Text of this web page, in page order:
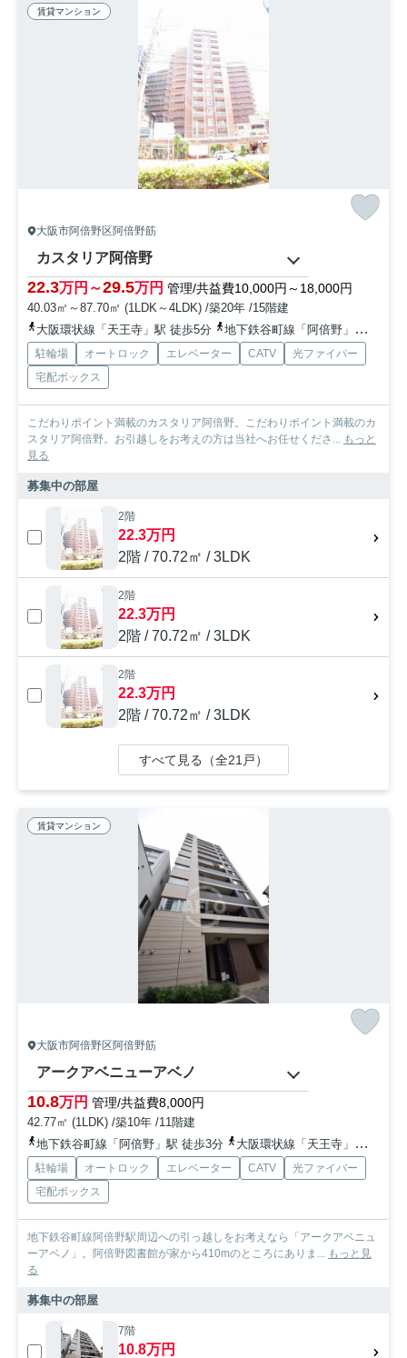
賃貸マンション
大阪市阿倍野区阿倍野筋
カスタリア阿倍野
22.3万円～29.5万円 管理/共益費10,000円～18,000円
40.03㎡～87.70㎡ (1LDK～4LDK) /築20年 /15階建
大阪環状線「天王寺」駅 徒歩5分
地下鉄谷町線「阿倍野」駅 徒歩1分
駐輪場 オートロック エレベーター CATV
光ファイバー
宅配ボックス
こだわりポイント満載のカスタリア阿倍野。こだわりポイント満載のカ
スタリア阿倍野。お引越しをお考えの方は当社へお任せくださ...
もっと
見る
募集中の部屋
2階
22.3万円
2階 / 70.72㎡ / 3LDK
2階
22.3万円
2階 / 70.72㎡ / 3LDK
2階
22.3万円
2階 / 70.72㎡ / 3LDK
すべて見る（全21戸）
賃貸マンション
大阪市阿倍野区阿倍野筋
アークアベニューアベノ
10.8万円 管理/共益費8,000円
42.77㎡ (1LDK) /築10年 /11階建
地下鉄谷町線「阿倍野」駅 徒歩3分
大阪環状線「天王寺」駅 徒歩12分
駐輪場 オートロック エレベーター CATV
光ファイバー
宅配ボックス
地下鉄谷町線阿倍野駅周辺への引っ越しをお考えなら「アークアベニュ
ーアベノ」。阿倍野図書館が家から410mのところにありま... もっと見
る
募集中の部屋
7階
10.8万円